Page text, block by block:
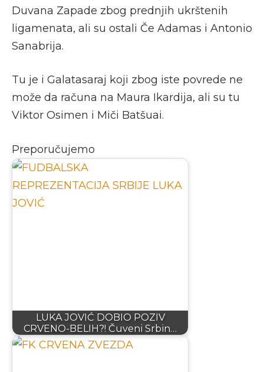
Duvana Zapade zbog prednjih ukrštenih
ligamenata, ali su ostali Če Adamas i Antonio
Sanabrija.
Tu je i Galatasaraj koji zbog iste povrede ne
može da računa na Maura Ikardija, ali su tu
Viktor Osimen i Miči Batšuai.
Preporučujemo
LUKA JOVIĆ DOBIO POZIV
CRVENO-BELIH?! Čuveni Srbin…